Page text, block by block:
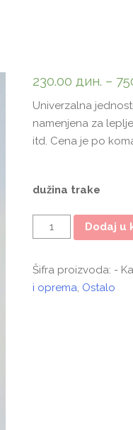
230.00 дин. –
Univerzalna
namenjena za
itd. Cena je po
dužina trake
Količina Dodaj u
Šifra proizvoda: -
i oprema, Ostalo